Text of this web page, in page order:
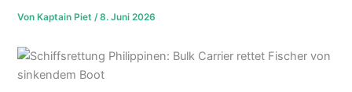
Von Kaptain Piet/8. Juni 2026